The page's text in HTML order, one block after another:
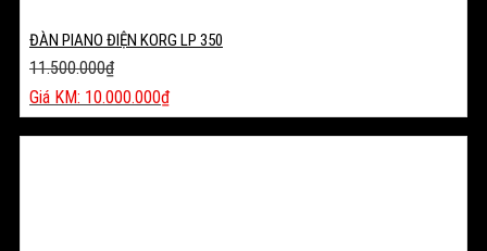
ĐÀN PIANO ĐIỆN KORG LP 350
11.500.000₫
Giá
gốc
là:
10.000.000₫
Giá
hiện